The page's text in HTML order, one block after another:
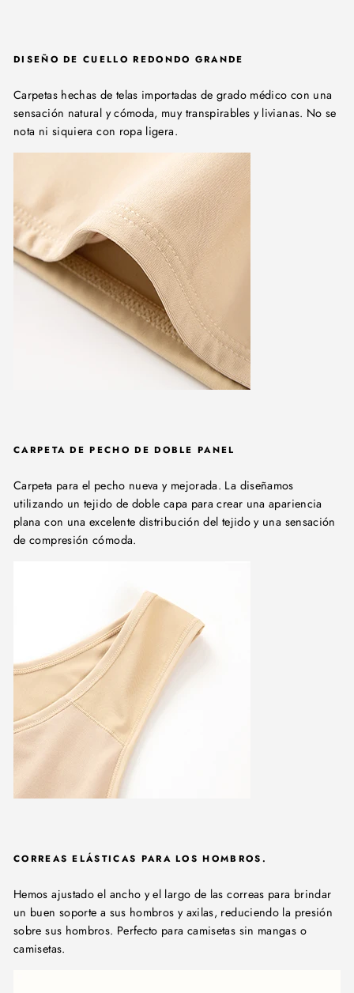
DISEÑO DE CUELLO REDONDO GRANDE
Carpetas hechas de telas importadas de grado médico con una
sensación natural y cómoda, muy transpirables y livianas. No se
nota ni siquiera con ropa ligera.
CARPETA DE PECHO DE DOBLE PANEL
Carpeta para el pecho nueva y mejorada. La diseñamos
utilizando un tejido de doble capa para crear una apariencia
plana con una excelente distribución del tejido y una sensación
de compresión cómoda.
CORREAS ELÁSTICAS PARA LOS HOMBROS.
Hemos ajustado el ancho y el largo de las correas para brindar
un buen soporte a sus hombros y axilas, reduciendo la presión
sobre sus hombros. Perfecto para camisetas sin mangas o
camisetas.